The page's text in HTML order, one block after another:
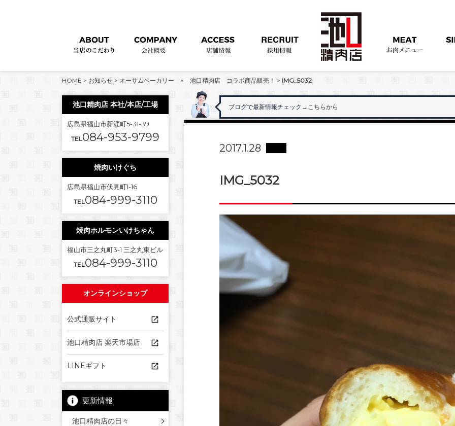
HOME > お知らせ > オーサムベーカリー × 池口精肉店 コラボ商品販売！ > IMG_5032
ブログで最新情報チェック →こちらから
2017.1.28
IMG_5032
池口精肉店 本社/本店/工場
広島県福山市新涯町5-31-39
TEL084-953-9799
焼肉いけぐち
広島県福山市伏見町1-16
TEL084-999-3110
焼肉ホルモンいけちゃん
福山市三之丸町3-1 三之丸東ビル
TEL084-999-3110
オンラインショップ
公式通販サイト
池口精肉店 楽天市場店
LINEギフト
更新情報
池口精肉店の日々